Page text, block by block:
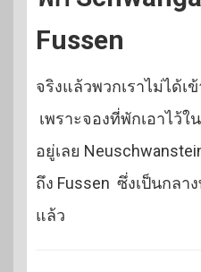
Fussen
จริงแล้วพวกเราไม่ได้เ
เพราะจองที่พักเอาไว้ใ
อยู่เลย
ถึง Fussen ซึ่งเป็นกลา
แล้ว